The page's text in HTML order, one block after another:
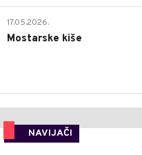
17.05.2026.
Mostarske kiše
NAVIJAČI